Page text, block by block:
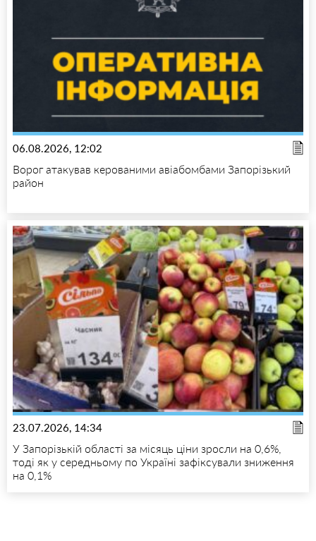
06.08.2026, 12:02
Ворог атакував керованими авіабомбами Запорізький
район
23.07.2026, 14:34
У Запорізькій області за місяць ціни зросли на 0,6%,
тоді як у середньому по Україні зафіксували зниження
на 0,1%